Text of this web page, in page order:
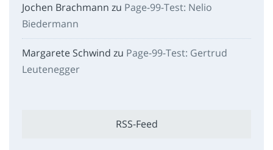
Jochen Brachmann zu Page-99-Test: Nelio
Biedermann
Margarete Schwind zu Page-99-Test: Gertrud
Leutenegger
RSS-Feed